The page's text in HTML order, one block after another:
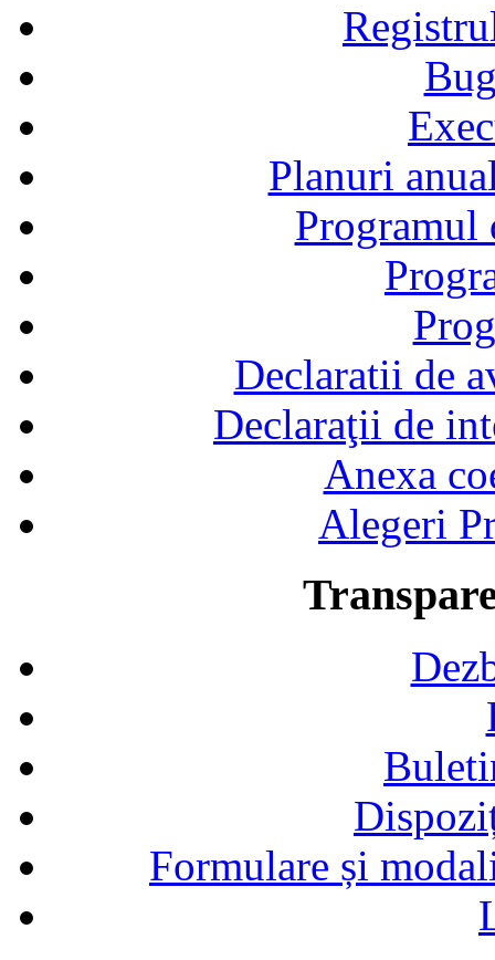
Planuri
Declaratii de
Declaraţii de
Anexa
Alegeri
Formulare și